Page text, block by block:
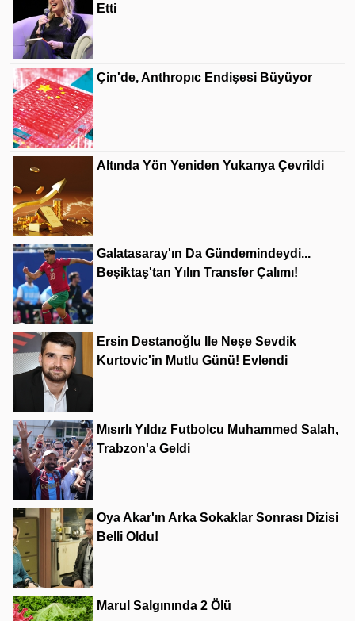
Etti
Çin'de, Anthropıc Endişesi Büyüyor
Altında Yön Yeniden Yukarıya Çevrildi
Galatasaray'ın Da Gündemindeydi...
Beşiktaş'tan Yılın Transfer Çalımı!
Ersin Destanoğlu Ile Neşe Sevdik
Kurtovic'in Mutlu Günü! Evlendi
Mısırlı Yıldız Futbolcu Muhammed Salah,
Trabzon'a Geldi
Oya Akar'ın Arka Sokaklar Sonrası Dizisi
Belli Oldu!
Marul Salgınında 2 Ölü